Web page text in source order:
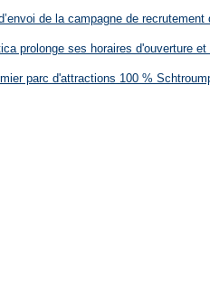
de la campagne de recrutement
prolonge ses horaires d'ouverture
parc d'attractions 100 %